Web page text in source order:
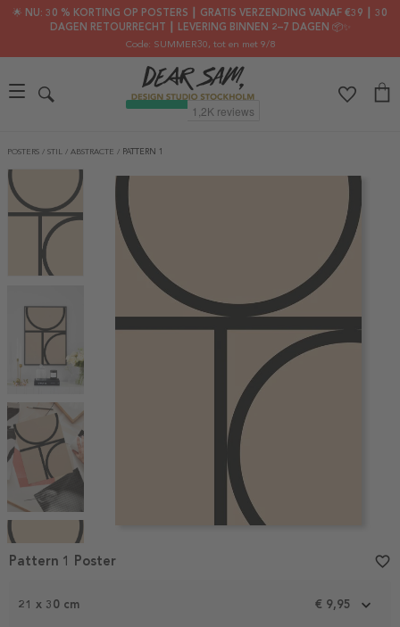
🌟 NU: 30 % KORTING OP POSTERS ┃ GRATIS VERZENDING VANAF €39 ┃ 30
DAGEN RETOURRECHT ┃ LEVERING BINNEN 2–7 DAGEN 📦✨
Code: SUMMER30, tot en met 9/8
POSTERS / STIL / ABSTRACTE / PATTERN 1
1
21 x 30 cm € 9,95
Pattern 1 Poster favorite_border